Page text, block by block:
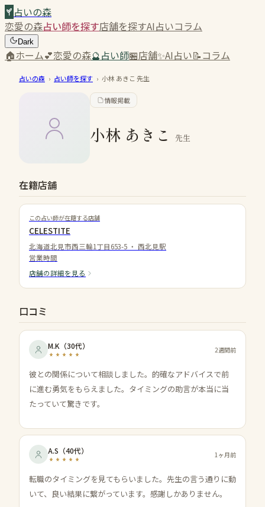
占いの森
恋愛の森占い師を探す店舗を探すAI占いコラム
Dark
🏠ホーム💕恋愛の森🔮占い師🏪店舗✨AI占い📝コラム
占いの森 › 占い師を探す › 小林 あきこ 先生
情報掲載
小林 あきこ 先生
在籍店舗
この占い師が在籍する店舗
CELESTITE
北海道北見市西三輪1丁目653-5 ・ 西北見駅
営業時間
店舗の詳細を見る
口コミ
M.K （30代） 2週間前
彼との関係について相談しました。的確なアドバイスで前
に進む勇気をもらえました。タイミングの助言が本当に当
たっていて驚きです。
A.S （40代） 1ヶ月前
転職のタイミングを見てもらいました。先生の言う通りに動
いて、良い結果に繋がっています。感謝しかありません。